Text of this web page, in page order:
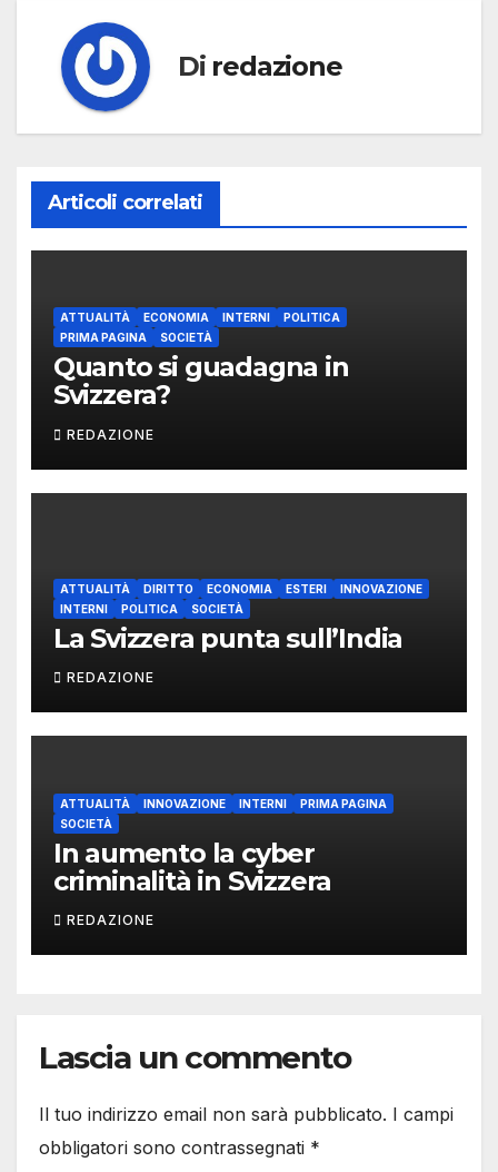
Di redazione
Articoli correlati
ATTUALITÀ ECONOMIA INTERNI
POLITICA
PRIMA PAGINA
SOCIETÀ
Quanto si guadagna in
Svizzera?
REDAZIONE
ATTUALITÀ DIRITTO ECONOMIA ESTERI
INNOVAZIONE
INTERNI
POLITICA SOCIETÀ
La Svizzera punta sull’India
REDAZIONE
ATTUALITÀ INNOVAZIONE INTERNI
PRIMA PAGINA
SOCIETÀ
In aumento la cyber
criminalità in Svizzera
REDAZIONE
Lascia un commento
Il tuo indirizzo email non sarà pubblicato. I campi
obbligatori sono contrassegnati *